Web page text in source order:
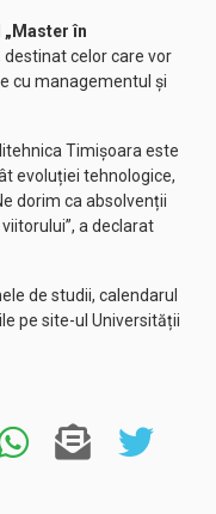
„Master în
destinat celor care vor
cu managementul și
Timișoara este
evoluției tehnologice,
dorim ca absolvenții
a declarat
de studii, calendarul
pe site-ul Universității